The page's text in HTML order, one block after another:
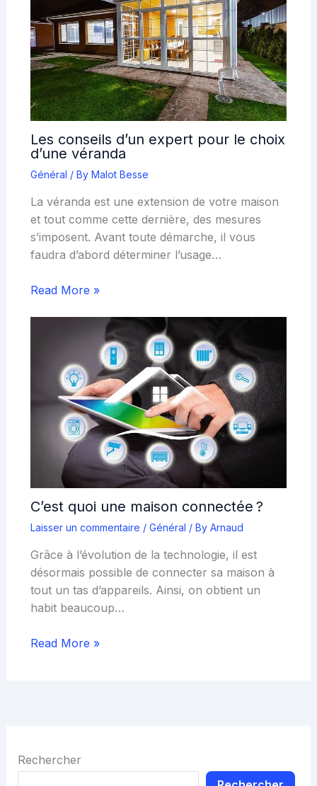
Les conseils d’un expert pour le choix
d’une véranda
Général / By Malot Besse
La véranda est une extension de votre maison
et tout comme cette dernière, des mesures
s’imposent. Avant toute démarche, il vous
faudra d’abord déterminer l’usage…
Read More »
C’est quoi une maison connectée ?
Laisser un commentaire / Général / By Arnaud
Grâce à l’évolution de la technologie, il est
désormais possible de connecter sa maison à
tout un tas d’appareils. Ainsi, on obtient un
habit beaucoup…
Read More »
Rechercher